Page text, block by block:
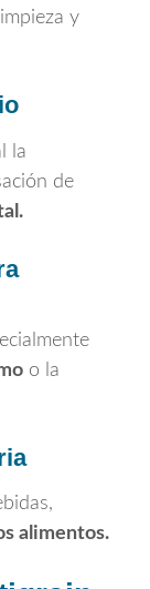
y
la
de
o la
alimentos.